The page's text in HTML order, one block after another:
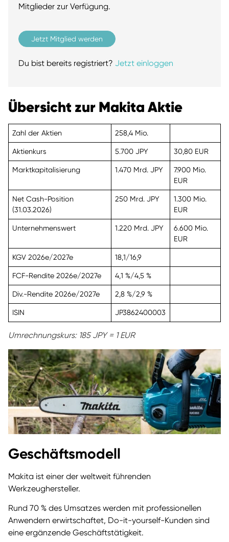
Mitglieder zur Verfügung.
Jetzt Mitglied werden
Du bist bereits registriert? Jetzt einloggen
Übersicht zur Makita Aktie
Zahl der Aktien 258,4 Mio.
Aktienkurs 5.700 JPY 30,80 EUR
Marktkapitalisierung 1.470 Mrd. JPY
7.900 Mio.
EUR
Net Cash-Position
(31.03.2026)
250 Mrd. JPY
1.300 Mio.
EUR
Unternehmenswert 1.220 Mrd. JPY
6.600 Mio.
EUR
KGV 2026e/2027e 18,1/16,9
FCF-Rendite 2026e/2027e 4,1 %/4,5 %
Div.-Rendite 2026e/2027e 2,8 %/2,9 %
ISIN JP3862400003
Umrechnungskurs: 185 JPY = 1 EUR
Geschäftsmodell
Makita ist einer der weltweit führenden
Werkzeughersteller.
Rund 70 % des Umsatzes werden mit professionellen
Anwendern erwirtschaftet, Do-it-yourself-Kunden sind
eine ergänzende Geschäftstätigkeit.